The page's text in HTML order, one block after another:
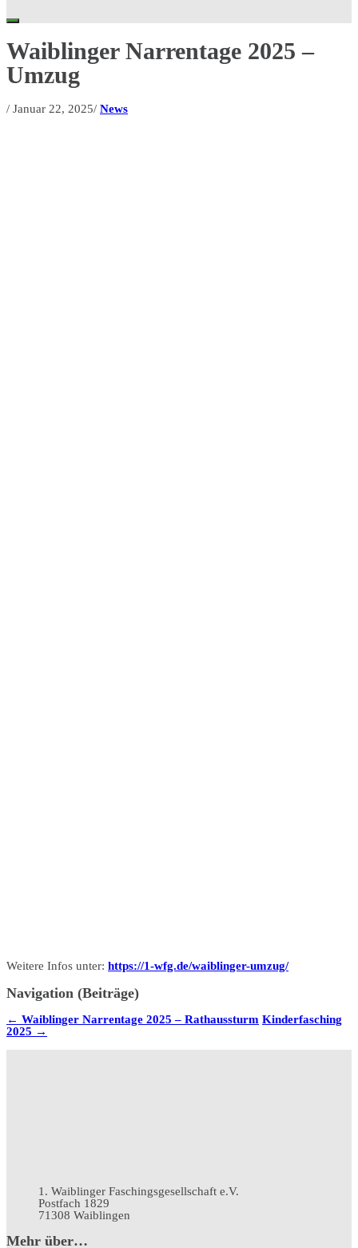
Waiblinger Narrentage 2025 –
Umzug
/ Januar 22, 2025/ News
Weitere Infos unter: https://1-wfg.de/waiblinger-umzug/
Navigation (Beiträge)
← Waiblinger Narrentage 2025 – Rathaussturm Kinderfasching
2025 →
1. Waiblinger Faschingsgesellschaft e.V.
Postfach 1829
71308 Waiblingen
Mehr über…